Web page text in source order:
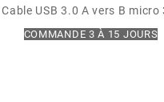
Cable USB 3.0 A vers B micro
COMMANDE 3 À 15 JOURS